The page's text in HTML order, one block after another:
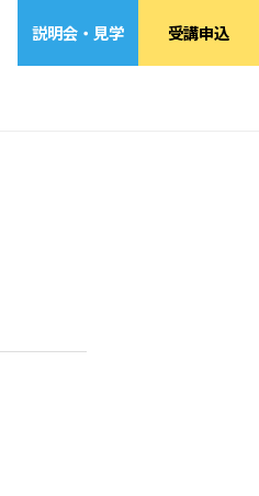
説明会・見学 受講申込